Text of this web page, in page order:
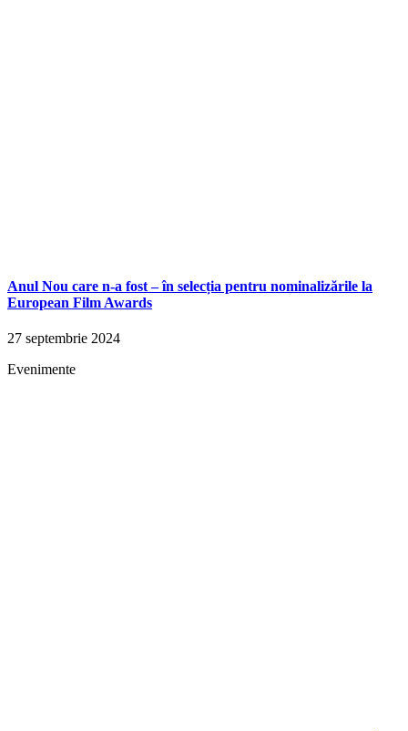
Anul Nou care n-a fost – în selecția pentru nominalizările la
European Film Awards
27 septembrie 2024
Evenimente